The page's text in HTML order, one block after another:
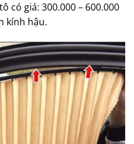
có giá: 300.000 – 600.000
kính hậu.